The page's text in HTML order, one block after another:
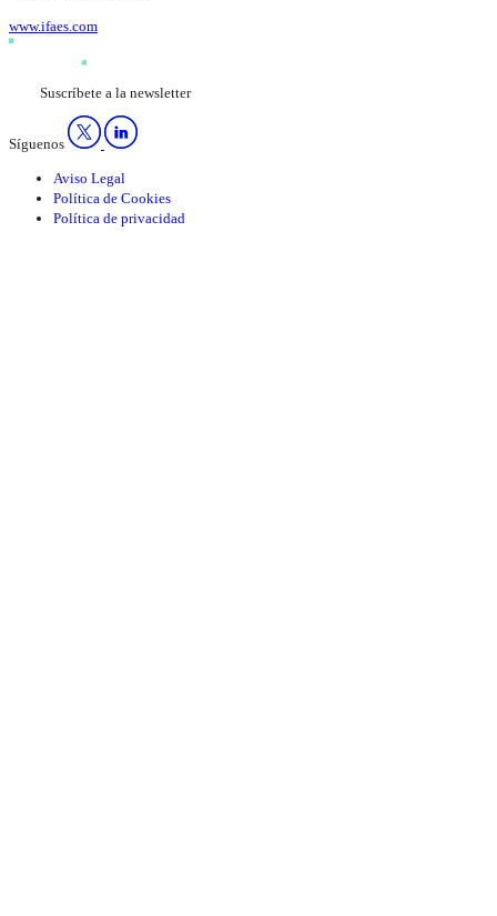
www.ifaes.com
Suscríbete a la newsletter
Síguenos
Aviso Legal
Política de Cookies
Política de privacidad